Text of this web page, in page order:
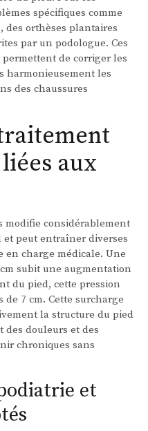
spécifiques comme
orthèses plantaires
par un podologue. Ces
de corriger les
harmonieusement les
des chaussures
aux
modifie considérablement
peut entraîner diverses
en charge médicale. Une
subit une augmentation
du pied, cette pression
7 cm. Cette surcharge
la structure du pied
des douleurs et des
chroniques sans
et